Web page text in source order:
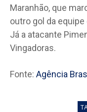
Maranhão, que
outro gol da
Já a atacante
Vingadoras.
Fonte: Agência